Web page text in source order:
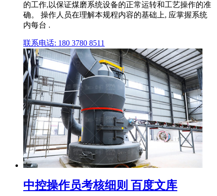
的工作,以保证煤磨系统设备的正常运转和工艺操作的准
确。 操作人员在理解本规程内容的基础上, 应掌握系统
内每台 .
联系电话: 180 3780 8511
中控操作员考核细则 百度文库